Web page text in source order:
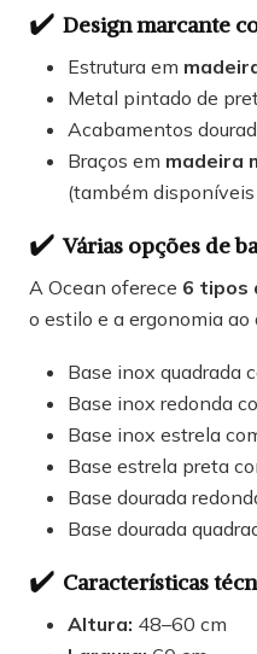
✔️ Design marcante
Estrutura em
Metal pintado de
Acabamentos
Braços em madeira
(também
✔️Várias opções de
A Ocean oferece 6 tipos
o estilo e a ergonomia
Base inox quadrada
Base inox redonda
Base inox estrela
Base estrela preta
Base dourada
Base dourada
✔️ Características
Altura: 48–60 cm